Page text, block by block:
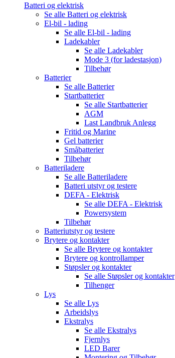
Batteri og elektrisk
Se alle Batteri og elektrisk
El-bil - lading
Se alle El-bil - lading
Ladekabler
Se alle Ladekabler
Mode 3 (for ladestasjon)
Tilbehør
Batterier
Se alle Batterier
Startbatterier
Se alle Startbatterier
AGM
Last Landbruk Anlegg
Fritid og Marine
Gel batterier
Småbatterier
Tilbehør
Batteriladere
Se alle Batteriladere
Batteri utstyr og testere
DEFA - Elektrisk
Se alle DEFA - Elektrisk
Powersystem
Tilbehør
Batteriutstyr og testere
Brytere og kontakter
Se alle Brytere og kontakter
Brytere og kontrollamper
Støpsler og kontakter
Se alle Støpsler og kontakter
Tilhenger
Lys
Se alle Lys
Arbeidslys
Ekstralys
Se alle Ekstralys
Fjernlys
LED Barer